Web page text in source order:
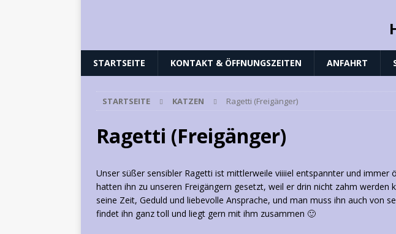
STARTSEITE KONTAKT & ÖFFNUNGSZEITEN ANFAHRT
STARTSEITE KATZEN Ragetti (Freigänger)
Ragetti (Freigänger)
Unser süßer sensibler Ragetti ist mittlerweile viiiiel entspannter und immer
hatten ihn zu unseren Freigängern gesetzt, weil er drin nicht zahm werden
seine Zeit, Geduld und liebevolle Ansprache, und man muss ihn auch von
findet ihn ganz toll und liegt gern mit ihm zusammen 🙂